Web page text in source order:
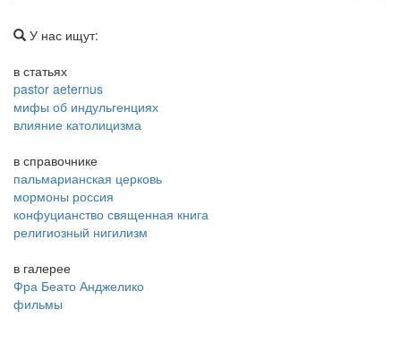
У нас ищут:
в статьях
pastor aeternus
мифы об индульгенциях
влияние католицизма
в справочнике
пальмарианская церковь
мормоны россия
конфуцианство священная книга
религиозный нигилизм
в галерее
Фра Беато Анджелико
фильмы